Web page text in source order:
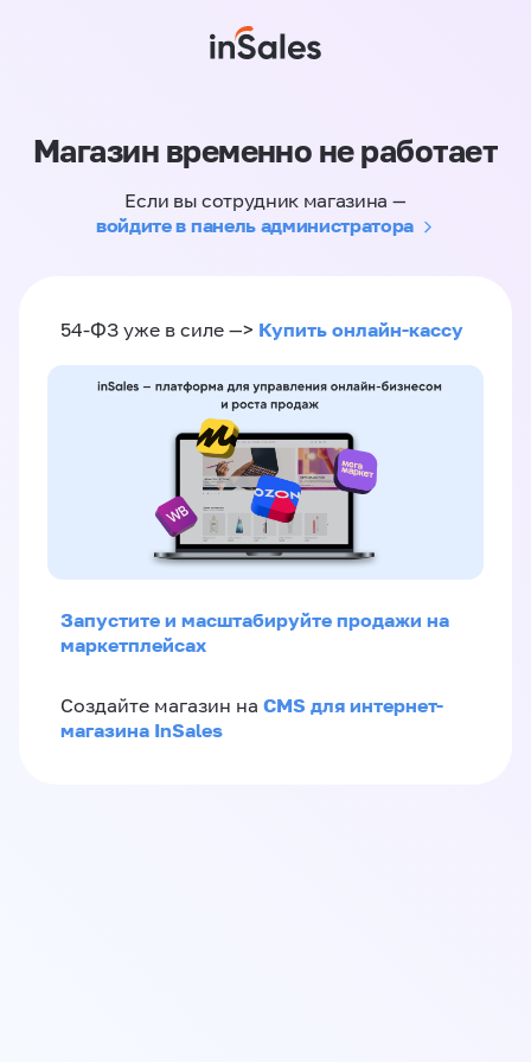
Магазин временно не работает
Если вы сотрудник магазина —
войдите в панель администратора
54-ФЗ уже в силе —> Купить онлайн-кассу
Запустите и масштабируйте продажи на
маркетплейсах
Создайте магазин на CMS для интернет-
магазина InSales